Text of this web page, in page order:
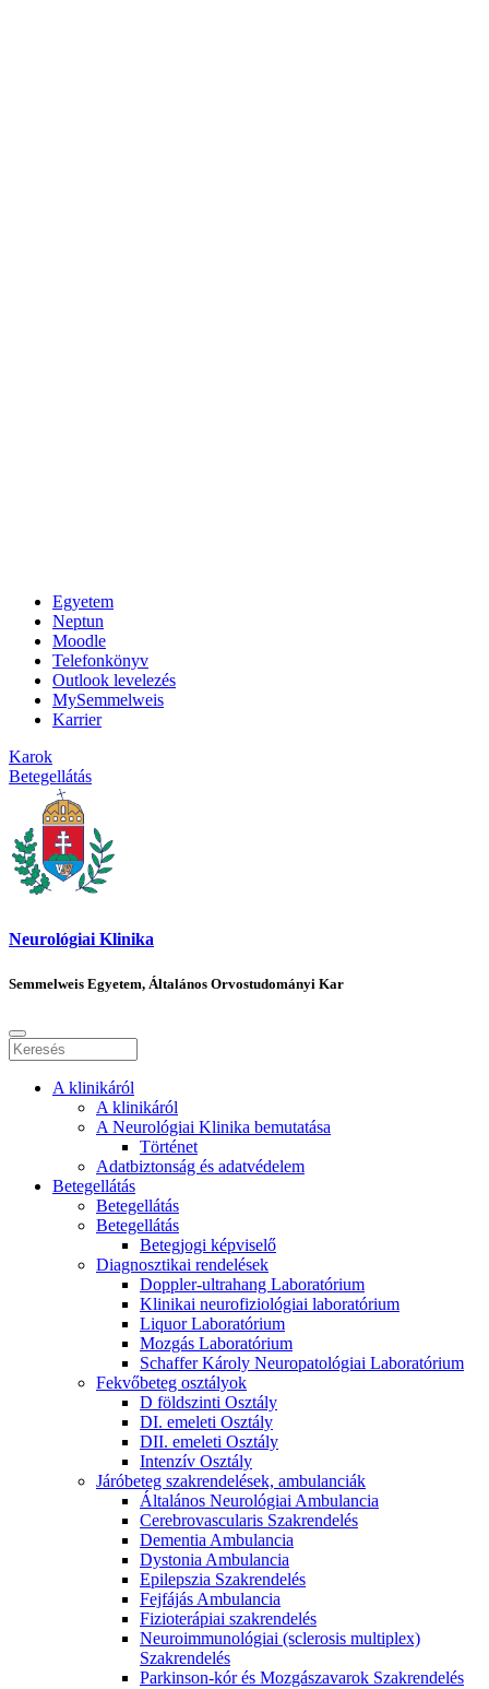
Egyetem
Neptun
Moodle
Telefonkönyv
Outlook levelezés
MySemmelweis
Karrier
Karok
Betegellátás
Neurológiai Klinika
Semmelweis Egyetem, Általános Orvostudományi Kar
A klinikáról
A klinikáról
A Neurológiai Klinika bemutatása
Történet
Adatbiztonság és adatvédelem
Betegellátás
Betegellátás
Betegellátás
Betegjogi képviselő
Diagnosztikai rendelések
Doppler-ultrahang Laboratórium
Klinikai neurofiziológiai laboratórium
Liquor Laboratórium
Mozgás Laboratórium
Schaffer Károly Neuropatológiai Laboratórium
Fekvőbeteg osztályok
D földszinti Osztály
DI. emeleti Osztály
DII. emeleti Osztály
Intenzív Osztály
Járóbeteg szakrendelések, ambulanciák
Általános Neurológiai Ambulancia
Cerebrovascularis Szakrendelés
Dementia Ambulancia
Dystonia Ambulancia
Epilepszia Szakrendelés
Fejfájás Ambulancia
Fizioterápiai szakrendelés
Neuroimmunológiai (sclerosis multiplex)
Szakrendelés
Parkinson-kór és Mozgászavarok Szakrendelés